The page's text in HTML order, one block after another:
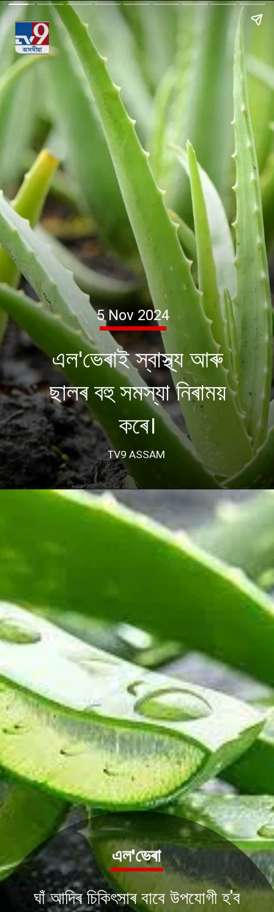
এল'ভেৰাই স্বাস্থ্য আৰু
ছালৰ বহু সমস্যা নিৰাময়
কৰে।
5 Nov 2024
TV9 ASSAM
ঘাঁ আদিৰ চিকিৎসাৰ বাবে উপযোগী হ'ব
এল'ভেৰা